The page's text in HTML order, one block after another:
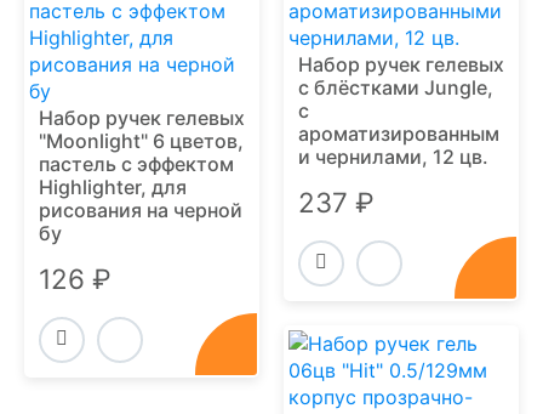
Набор ручек гелевых
"Moonlight" 6 цветов,
пастель с эффектом
Highlighter, для
рисования на черной
бу
126 ₽
Набор ручек гелевых
с блёстками Jungle,
с
ароматизированным
и чернилами, 12 цв.
237 ₽